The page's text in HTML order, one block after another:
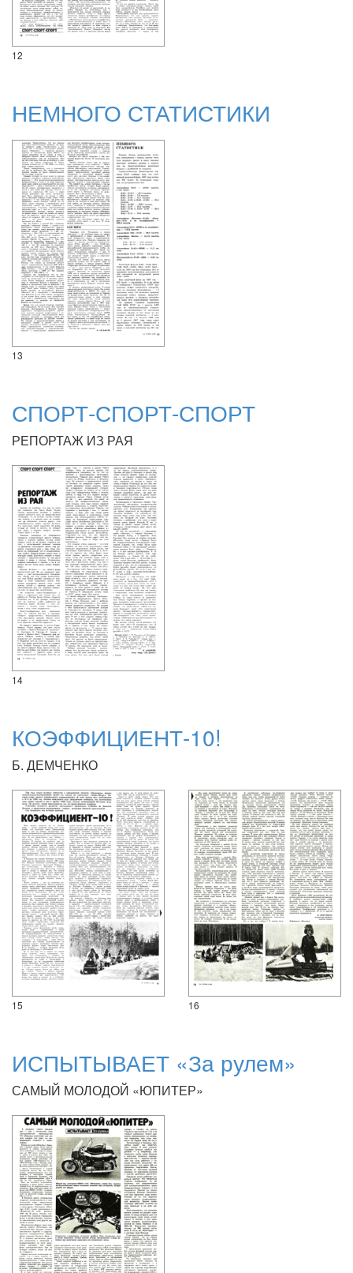
12
НЕМНОГО СТАТИСТИКИ
13
СПОРТ-СПОРТ-СПОРТ
РЕПОРТАЖ ИЗ РАЯ
14
КОЭФФИЦИЕНТ-10!
Б. ДЕМЧЕНКО
15 16
ИСПЫТЫВАЕТ «За рулем»
САМЫЙ МОЛОДОЙ «ЮПИТЕР»